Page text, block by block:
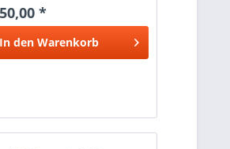
*
In den Warenkorb